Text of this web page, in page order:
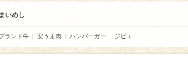
いめし
ランド牛 安うま肉 ハンバーガー ジビエ